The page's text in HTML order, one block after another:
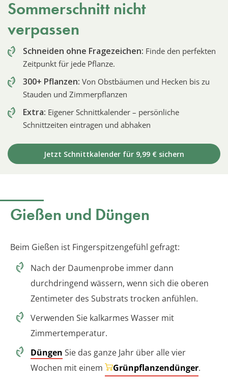
Sommerschnitt nicht
verpassen
Schneiden ohne Fragezeichen: Finde den perfekten
Zeitpunkt für jede Pflanze.
300+ Pflanzen: Von Obstbäumen und Hecken bis zu
Stauden und Zimmerpflanzen
Extra: Eigener Schnittkalender – persönliche
Schnittzeiten eintragen und abhaken
Jetzt Schnittkalender für 9,99 € sichern
Gießen und Düngen
Beim Gießen ist Fingerspitzengefühl gefragt:
Nach der Daumenprobe immer dann
durchdringend wässern, wenn sich die oberen
Zentimeter des Substrats trocken anfühlen.
Verwenden Sie kalkarmes Wasser mit
Zimmertemperatur.
Düngen Sie das ganze Jahr über alle vier
Wochen mit einem
Grünpflanzendünger.